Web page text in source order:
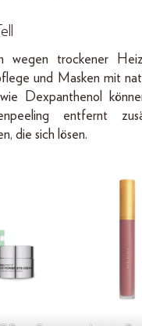
wegen trockener
und Masken mit
Dexpanthenol
entfernt
die sich lösen.